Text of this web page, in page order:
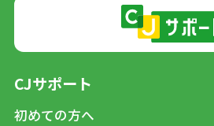
CJサポート
初めての方へ